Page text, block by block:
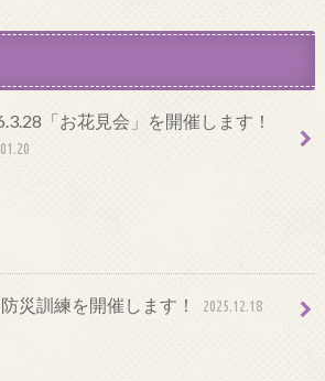
「お花見会」を開催します！
災訓練を開催します！ 2025.12.18